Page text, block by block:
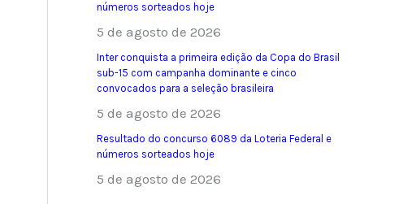
números sorteados hoje
5 de agosto de 2026
Inter conquista a primeira edição da Copa do Brasil
sub-15 com campanha dominante e cinco
convocados para a seleção brasileira
5 de agosto de 2026
Resultado do concurso 6089 da Loteria Federal e
números sorteados hoje
5 de agosto de 2026